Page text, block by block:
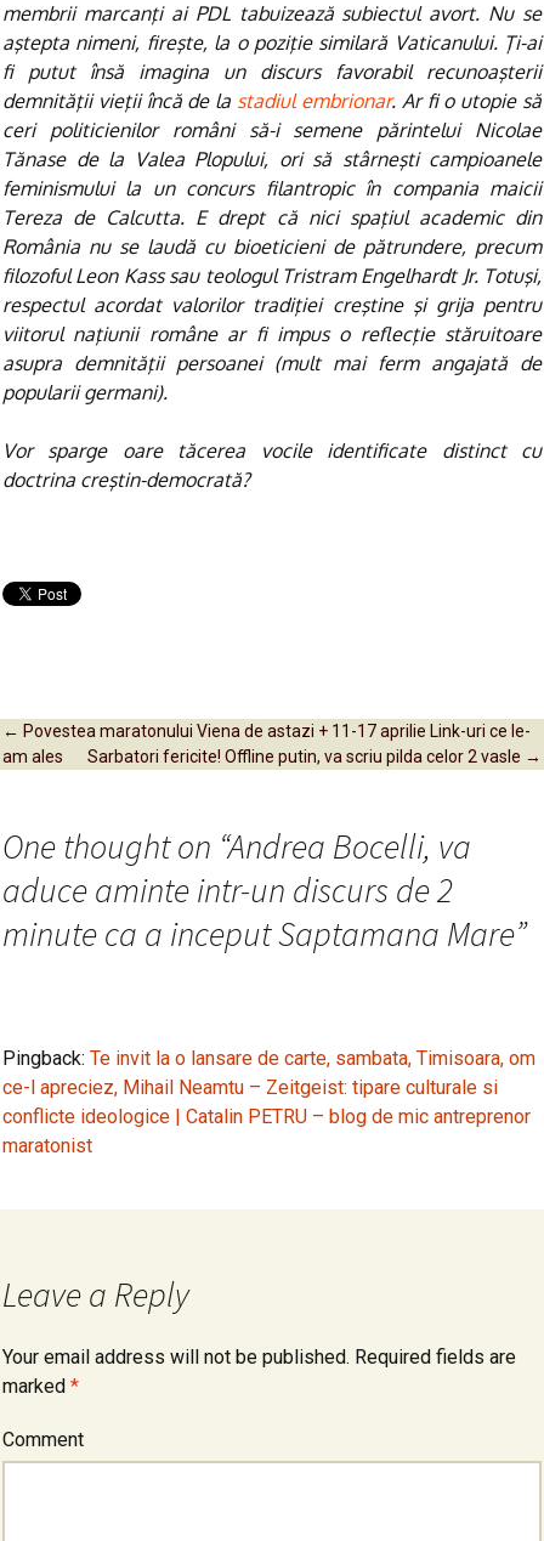
membrii marcanţi ai PDL tabuizează subiectul avort. Nu se
aştepta nimeni, fireşte, la o poziţie similară Vaticanului. Ţi-ai
fi putut însă imagina un discurs favorabil recunoaşterii
demnităţii vieţii încă de la stadiul embrionar. Ar fi o utopie să
ceri politicienilor români să-i semene părintelui Nicolae
Tănase de la Valea Plopului, ori să stârneşti campioanele
feminismului la un concurs filantropic în compania maicii
Tereza de Calcutta. E drept că nici spaţiul academic din
România nu se laudă cu bioeticieni de pătrundere, precum
filozoful Leon Kass sau teologul Tristram Engelhardt Jr. Totuşi,
respectul acordat valorilor tradiţiei creştine şi grija pentru
viitorul naţiunii române ar fi impus o reflecţie stăruitoare
asupra demnităţii persoanei (mult mai ferm angajată de
popularii germani).
Vor sparge oare tăcerea vocile identificate distinct cu
doctrina creştin-democrată?
Post navigation
← Povestea maratonului Viena de astazi + 11-17 aprilie Link-uri ce le-
am ales
Sarbatori fericite! Offline putin, va scriu pilda celor 2 vasle →
One thought on “Andrea Bocelli, va
aduce aminte intr-un discurs de 2
minute ca a inceput Saptamana Mare”
Pingback: Te invit la o lansare de carte, sambata, Timisoara, om
ce-l apreciez, Mihail Neamtu – Zeitgeist: tipare culturale si
conflicte ideologice | Catalin PETRU – blog de mic antreprenor
maratonist
Leave a Reply
Your email address will not be published. Required fields are
marked *
Comment